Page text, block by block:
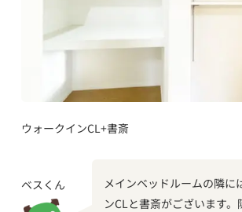
ウォークインCL+書斎
ベスくん
メインベッドルームの隣に
ンCLと書斎がございます